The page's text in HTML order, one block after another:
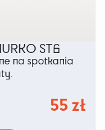
ST6
na spotkania
55 zł